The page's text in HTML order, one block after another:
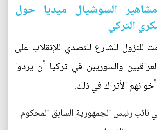
السوشيال ميديا حول
التركي
للنزول للشارع للتصدي للإنقلاب على
والسوريين في تركيا أن يردوا
الأتراك في ذلك.
نائب رئيس الجمهورية السابق المحكوم